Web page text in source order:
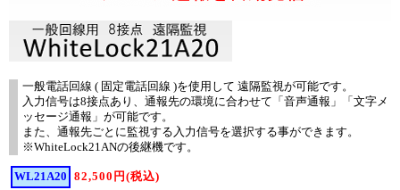
一般電話回線 ( 固定電話回線 )を使用して 遠隔監視が可能です。
入力信号は8接点あり、通報先の環境に合わせて「音声通報」「文字メ
ッセージ通報」が可能です。
また、通報先ごとに監視する入力信号を選択する事ができます。
※WhiteLock21ANの後継機です。
WL21A20
82,500円(税込)